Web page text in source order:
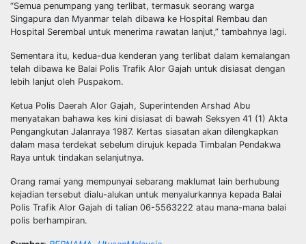
“Semua penumpang yang terlibat, termasuk seorang warga
Singapura dan Myanmar telah dibawa ke Hospital Rembau dan
Hospital Serembal untuk menerima rawatan lanjut,” tambahnya lagi.
Sementara itu, kedua-dua kenderan yang terlibat dalam kemalangan
telah dibawa ke Balai Polis Trafik Alor Gajah untuk disiasat dengan
lebih lanjut oleh Puspakom.
Ketua Polis Daerah Alor Gajah, Superintenden Arshad Abu
menyatakan bahawa kes kini disiasat di bawah Seksyen 41 (1) Akta
Pengangkutan Jalanraya 1987. Kertas siasatan akan dilengkapkan
dalam masa terdekat sebelum dirujuk kepada Timbalan Pendakwa
Raya untuk tindakan selanjutnya.
Orang ramai yang mempunyai sebarang maklumat lain berhubung
kejadian tersebut dialu-alukan untuk menyalurkannya kepada Balai
Polis Trafik Alor Gajah di talian 06-5563222 atau mana-mana balai
polis berhampiran.